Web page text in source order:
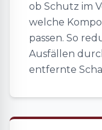
ob Schutz im
welche
passen. So
Ausfällen
entfernte